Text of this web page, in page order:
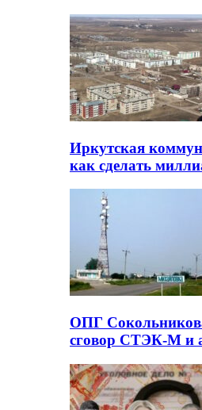
Иркутская
как сделать
ОПГ
сговор СТЭК-М и